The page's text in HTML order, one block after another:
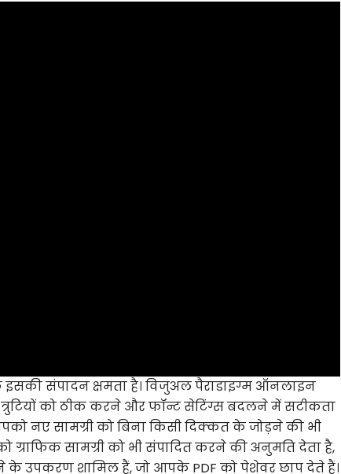
संपादन क्षमता है। विजुअल पैराडाइग्म ऑनलाइन
को ठीक करने और फॉन्ट सेटिंग्स बदलने में सटीकता
नए सामग्री को बिना किसी दिक्कत के जोड़ने की भी
सामग्री को भी संपादित करने की अनुमति देता है,
उपकरण शामिल हैं, जो आपके PDF को पेशेवर छाप देते हैं।